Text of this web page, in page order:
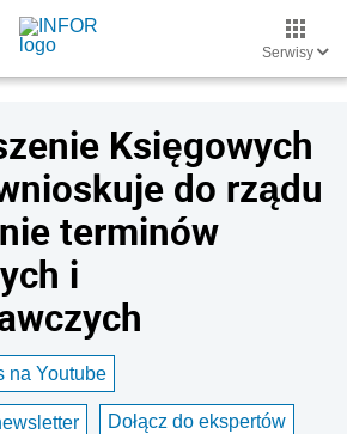
Serwisy
Księgowych
do rządu
terminów
i
na Youtube
Dołącz do ekspertów